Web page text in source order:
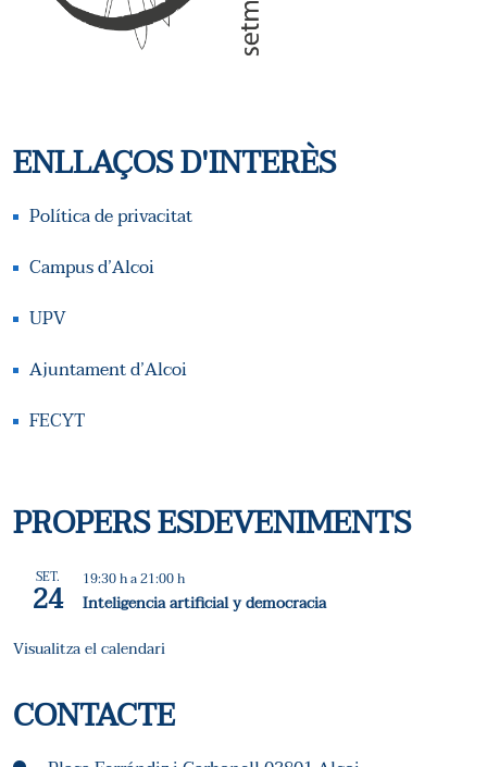
ENLLAÇOS D'INTERÈS
Política de privacitat
Campus d’Alcoi
UPV
Ajuntament d’Alcoi
FECYT
PROPERS ESDEVENIMENTS
SET.
24 19:30 ha21:00 h
Inteligencia artificial y democracia
Visualitza el calendari
CONTACTE